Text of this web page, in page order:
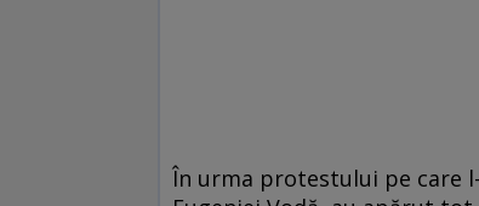
În urma protestului pe care